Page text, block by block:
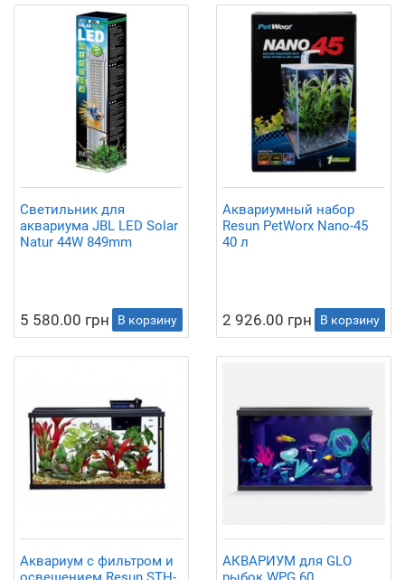
Светильник для
аквариума JBL LED Solar
Natur 44W 849mm
5 580.00 грн В корзину
Аквариумный набор
Resun PetWorx Nano-45
40 л
2 926.00 грн В корзину
Аквариум с фильтром и
АКВАРИУМ для GLO